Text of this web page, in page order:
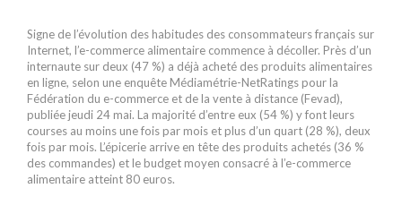
Signe de l’évolution des habitudes des consommateurs français sur
Internet, l’e-commerce alimentaire commence à décoller. Près d’un
internaute sur deux (47 %) a déjà acheté des produits alimentaires
en ligne, selon une enquête Médiamétrie-NetRatings pour la
Fédération du e-commerce et de la vente à distance (Fevad),
publiée jeudi 24 mai. La majorité d’entre eux (54 %) y font leurs
courses au moins une fois par mois et plus d’un quart (28 %), deux
fois par mois. L’épicerie arrive en tête des produits achetés (36 %
des commandes) et le budget moyen consacré à l’e-commerce
alimentaire atteint 80 euros.